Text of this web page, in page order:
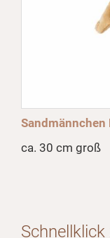
Sandmännchen
ca. 30 cm groß